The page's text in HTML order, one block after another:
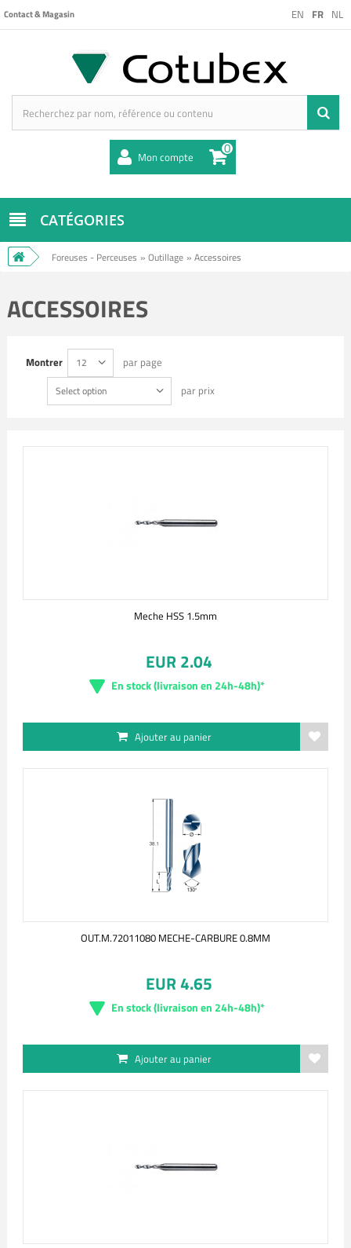
EN FR NL
Contact & Magasin
Mon compte 0
CATÉGORIES
Foreuses - Perceuses » Outillage » Accessoires
ACCESSOIRES
Montrer 12 par page
Select option par prix
Meche HSS 1.5mm
EUR 2.04
En stock (livraison en 24h-48h)*
Ajouter au panier
OUT.M.72011080 MECHE-CARBURE 0.8MM
EUR 4.65
En stock (livraison en 24h-48h)*
Ajouter au panier